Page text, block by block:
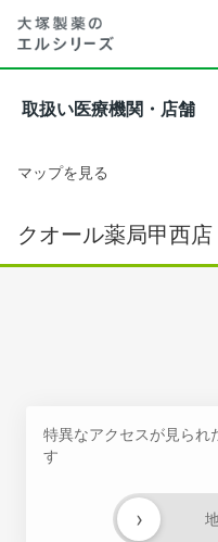
取扱い医療機関・店舗
マップを見る
クオール薬局甲西店
特異なアクセスが見られ
す
›